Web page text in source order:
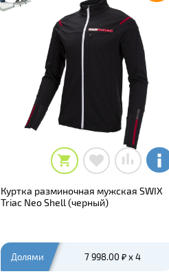
Куртка разминочная мужская SWIX
Triac Neo Shell (черный)
Долями 7 998.00 ₽ x 4